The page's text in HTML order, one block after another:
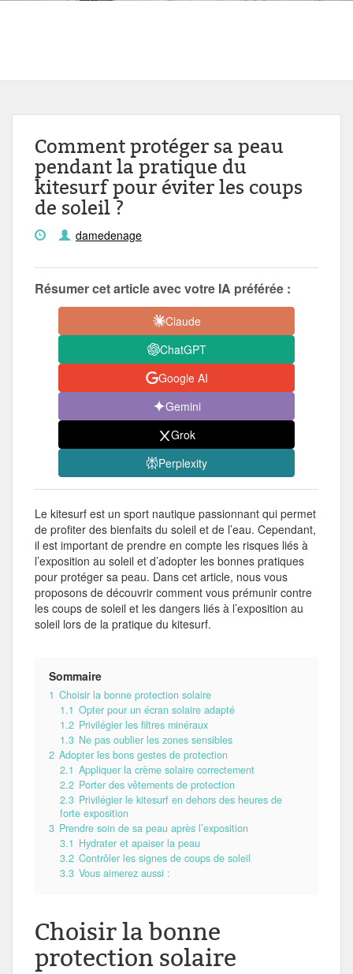
Comment protéger sa peau
pendant la pratique du
kitesurf pour éviter les coups
de soleil ?
damedenage
Résumer cet article avec votre IA préférée :
Claude
ChatGPT
Google AI
Gemini
Grok
Perplexity
Le kitesurf est un sport nautique passionnant qui permet
de profiter des bienfaits du soleil et de l’eau. Cependant,
il est important de prendre en compte les risques liés à
l’exposition au soleil et d’adopter les bonnes pratiques
pour protéger sa peau. Dans cet article, nous vous
proposons de découvrir comment vous prémunir contre
les coups de soleil et les dangers liés à l’exposition au
soleil lors de la pratique du kitesurf.
Sommaire
1 Choisir la bonne protection solaire
1.1 Opter pour un écran solaire adapté
1.2 Privilégier les filtres minéraux
1.3 Ne pas oublier les zones sensibles
2 Adopter les bons gestes de protection
2.1 Appliquer la crème solaire correctement
2.2 Porter des vêtements de protection
2.3 Privilégier le kitesurf en dehors des heures de
forte exposition
3 Prendre soin de sa peau après l’exposition
3.1 Hydrater et apaiser la peau
3.2 Contrôler les signes de coups de soleil
3.3 Vous aimerez aussi :
Choisir la bonne
protection solaire